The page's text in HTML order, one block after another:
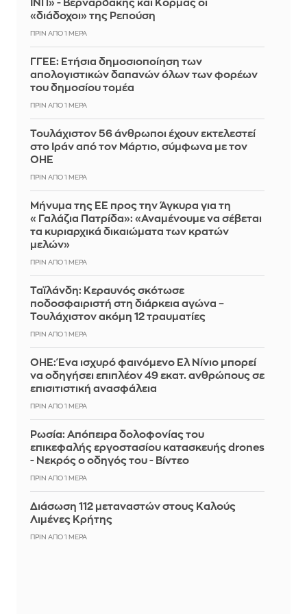
ΙΝΠ» - Βερναρδάκης και Κορμάς οι
«διάδοχοι» της Ρεπούση
ΠΡΙΝ ΑΠΌ 1 ΜΈΡΑ
ΓΓΕΕ: Eτήσια δημοσιοποίηση των
απολογιστικών δαπανών όλων των φορέων
του δημοσίου τομέα
ΠΡΙΝ ΑΠΌ 1 ΜΈΡΑ
Τουλάχιστον 56 άνθρωποι έχουν εκτελεστεί
στο Ιράν από τον Μάρτιο, σύμφωνα με τον
ΟΗΕ
ΠΡΙΝ ΑΠΌ 1 ΜΈΡΑ
Μήνυμα της ΕΕ προς την Άγκυρα για τη
«Γαλάζια Πατρίδα»: «Αναμένουμε να σέβεται
τα κυριαρχικά δικαιώματα των κρατών
μελών»
ΠΡΙΝ ΑΠΌ 1 ΜΈΡΑ
Ταϊλάνδη: Κεραυνός σκότωσε
ποδοσφαιριστή στη διάρκεια αγώνα –
Τουλάχιστον ακόμη 12 τραυματίες
ΠΡΙΝ ΑΠΌ 1 ΜΈΡΑ
ΟΗΕ: Ένα ισχυρό φαινόμενο Ελ Νίνιο μπορεί
να οδηγήσει επιπλέον 49 εκατ. ανθρώπους σε
επισιτιστική ανασφάλεια
ΠΡΙΝ ΑΠΌ 1 ΜΈΡΑ
Ρωσία: Απόπειρα δολοφονίας του
επικεφαλής εργοστασίου κατασκευής drones
- Νεκρός ο οδηγός του - Βίντεο
ΠΡΙΝ ΑΠΌ 1 ΜΈΡΑ
Διάσωση 112 μεταναστών στους Καλούς
Λιμένες Κρήτης
ΠΡΙΝ ΑΠΌ 1 ΜΈΡΑ